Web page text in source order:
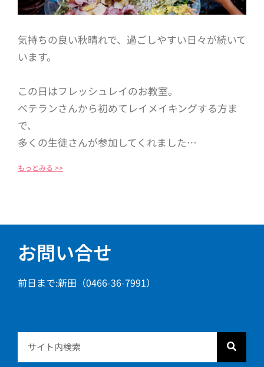
気持ちの良い秋晴れで、過ごしやすい日々が続いて
います。
この日はフレッシュレイのお教室。
ベテランさんから初めてレイメイキングする方ま
で、
多くの生徒さんが参加してくれました…
もっとみる >>
お問い合せ
前日まで:新田（0466-36-7991）